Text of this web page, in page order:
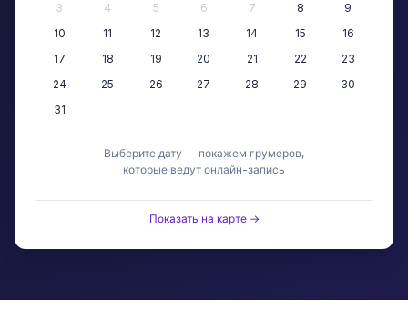
3
4 5 6 7 8
9
10
11 12 13 14 15
16
17
18 19 20 21 22
23
24
25 26 27 28 29
30
31
Выберите дату — покажем грумеров,
которые ведут онлайн-запись
Показать на карте →